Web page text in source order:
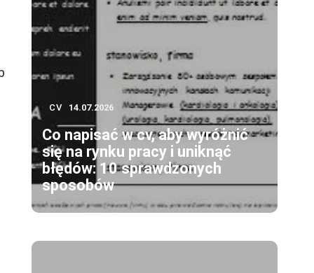
CV 14.07.2026
Co napisać w cv, aby wyróżnić
się na rynku pracy i uniknąć
błędów: 10 sprawdzonych
sposobów